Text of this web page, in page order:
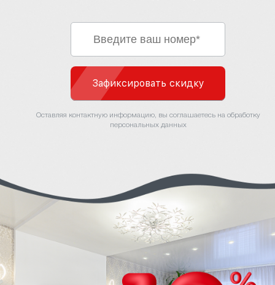
Зафиксировать скидку
Оставляя контактную информацию, вы соглашаетесь на обработку
персональных данных